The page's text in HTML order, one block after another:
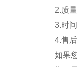
2.质
3.时
4.售
如果